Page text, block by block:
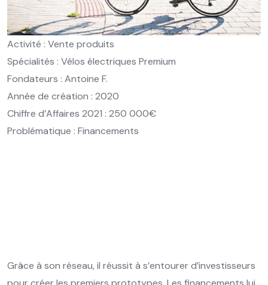
Activité : Vente produits
Spécialités : Vélos électriques Premium
Fondateurs : Antoine F.
Année de création : 2020
Chiffre d’Affaires 2021 : 250 000€
Problématique : Financements
Grâce à son réseau, il réussit à s’entourer d’investisseurs